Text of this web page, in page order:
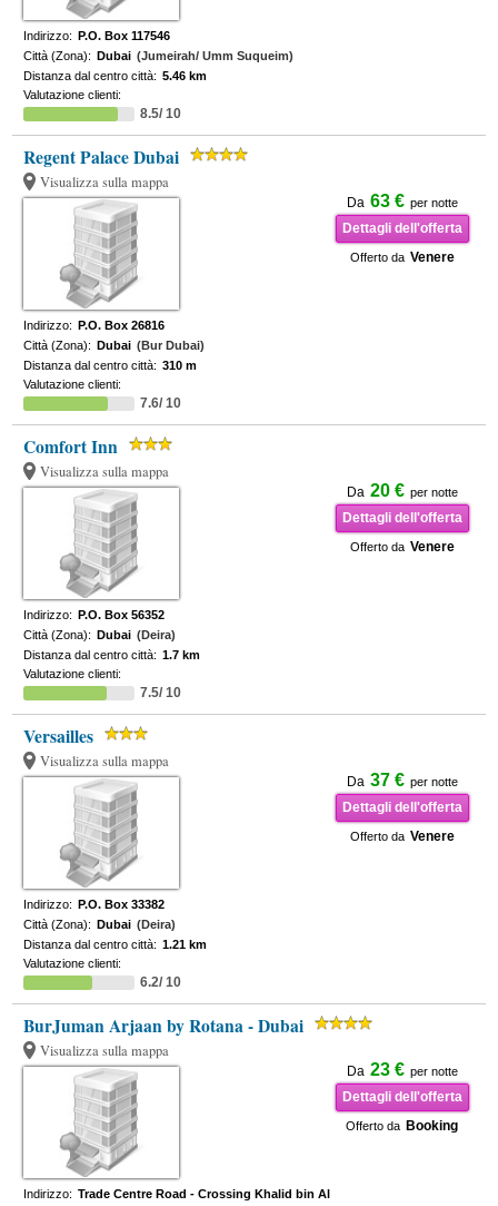
Indirizzo: P.O. Box 117546
Città (Zona): Dubai (Jumeirah/ Umm Suqueim)
Distanza dal centro città: 5.46 km
Valutazione clienti:
8.5/ 10
Regent Palace Dubai
Visualizza sulla mappa
Da 63 € per notte
Dettagli dell'offerta
Offerto da Venere
Indirizzo: P.O. Box 26816
Città (Zona): Dubai (Bur Dubai)
Distanza dal centro città: 310 m
Valutazione clienti:
7.6/ 10
Comfort Inn
Visualizza sulla mappa
Da 20 € per notte
Dettagli dell'offerta
Offerto da Venere
Indirizzo: P.O. Box 56352
Città (Zona): Dubai (Deira)
Distanza dal centro città: 1.7 km
Valutazione clienti:
7.5/ 10
Versailles
Visualizza sulla mappa
Da 37 € per notte
Dettagli dell'offerta
Offerto da Venere
Indirizzo: P.O. Box 33382
Città (Zona): Dubai (Deira)
Distanza dal centro città: 1.21 km
Valutazione clienti:
6.2/ 10
BurJuman Arjaan by Rotana - Dubai
Visualizza sulla mappa
Da 23 € per notte
Dettagli dell'offerta
Offerto da Booking
Indirizzo: Trade Centre Road - Crossing Khalid bin Al